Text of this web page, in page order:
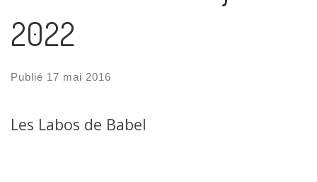
2022
Publié 17 mai 2016
Les Labos de Babel